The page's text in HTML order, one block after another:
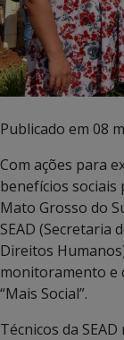
Publicado em 08
Com ações para
benefícios sociais
Mato Grosso do
SEAD (Secretaria
Direitos
monitoramento e
“Mais Social”.
Técnicos da